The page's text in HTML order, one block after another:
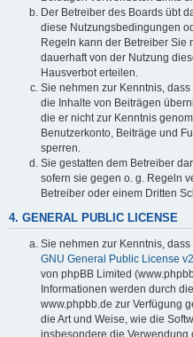
Der Betreiber des Boards übt
diese Nutzungsbedingungen
Regeln kann der Betreiber Sie
dauerhaft von der Nutzung
Hausverbot erteilen.
Sie nehmen zur Kenntnis,
die Inhalte von Beiträgen
die er nicht zur Kenntnis
Benutzerkonto, Beiträge und
sperren.
Sie gestatten dem Betreiber
sofern sie gegen o. g. Regeln
Betreiber oder einem Dritten
4. GENERAL PUBLIC LICENSE
Sie nehmen zur Kenntnis,
GNU General Public License v2
von phpBB Limited
Informationen werden durch
www.phpbb.de zur Verfügung
die Art und Weise, wie die
insbesondere die Verwendung